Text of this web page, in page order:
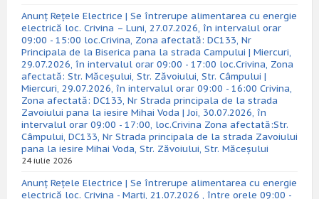
Anunț Rețele Electrice | Se întrerupe alimentarea cu energie
electrică loc. Crivina – Luni, 27.07.2026, în intervalul orar
09:00 - 15:00 loc.Crivina, Zona afectată: DC133, Nr
Principala de la Biserica pana la strada Campului | Miercuri,
29.07.2026, în intervalul orar 09:00 - 17:00 loc.Crivina, Zona
afectată: Str. Măceșului, Str. Zăvoiului, Str. Câmpului |
Miercuri, 29.07.2026, în intervalul orar 09:00 - 16:00 Crivina,
Zona afectată: DC133, Nr Strada principala de la strada
Zavoiului pana la iesire Mihai Voda | Joi, 30.07.2026, în
intervalul orar 09:00 - 17:00, loc.Crivina Zona afectată:Str.
Câmpului, DC133, Nr Strada principala de la strada Zavoiului
pana la iesire Mihai Voda, Str. Zăvoiului, Str. Măceșului
24 iulie 2026
Anunț Rețele Electrice | Se întrerupe alimentarea cu energie
electrică loc. Crivina - Marți, 21.07.2026 , între orele 09:00 -